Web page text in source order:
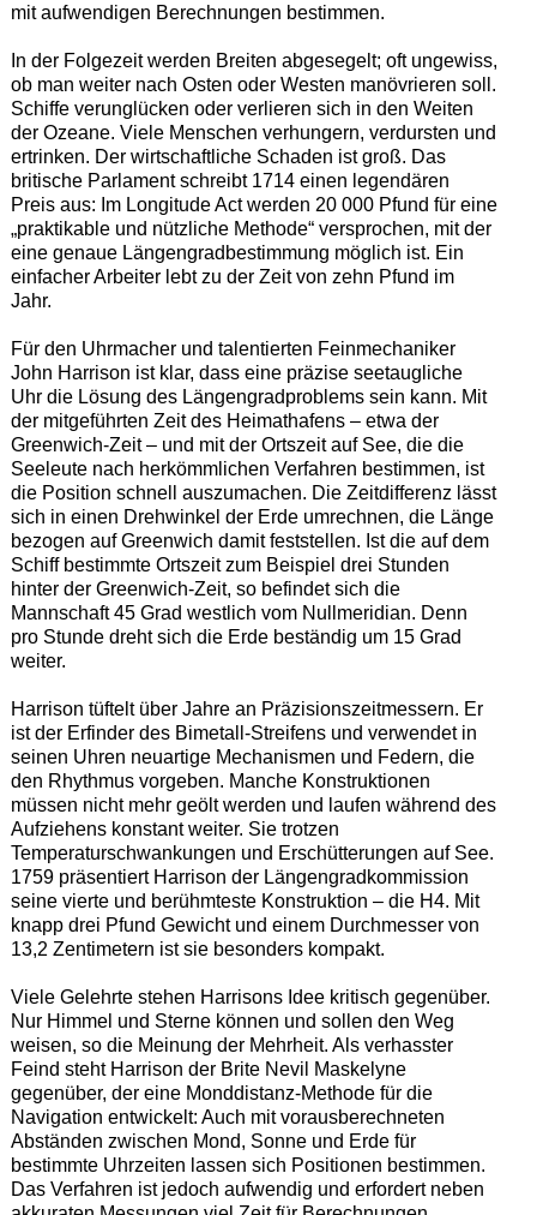
mit aufwendigen Berechnungen bestimmen.
In der Folgezeit werden Breiten abgesegelt; oft ungewiss,
ob man weiter nach Osten oder Westen manövrieren soll.
Schiffe verunglücken oder verlieren sich in den Weiten
der Ozeane. Viele Menschen verhungern, verdursten und
ertrinken. Der wirtschaftliche Schaden ist groß. Das
britische Parlament schreibt 1714 einen legendären
Preis aus: Im Longitude Act werden 20 000 Pfund für eine
„praktikable und nützliche Methode“ versprochen, mit der
eine genaue Längengradbestimmung möglich ist. Ein
einfacher Arbeiter lebt zu der Zeit von zehn Pfund im
Jahr.
Für den Uhrmacher und talentierten Feinmechaniker
John Harrison ist klar, dass eine präzise seetaugliche
Uhr die Lösung des Längengradproblems sein kann. Mit
der mitgeführten Zeit des Heimathafens – etwa der
Greenwich-Zeit – und mit der Ortszeit auf See, die die
Seeleute nach herkömmlichen Verfahren bestimmen, ist
die Position schnell auszumachen. Die Zeitdifferenz lässt
sich in einen Drehwinkel der Erde umrechnen, die Länge
bezogen auf Greenwich damit feststellen. Ist die auf dem
Schiff bestimmte Ortszeit zum Beispiel drei Stunden
hinter der Greenwich-Zeit, so befindet sich die
Mannschaft 45 Grad westlich vom Nullmeridian. Denn
pro Stunde dreht sich die Erde beständig um 15 Grad
weiter.
Harrison tüftelt über Jahre an Präzisionszeitmessern. Er
ist der Erfinder des Bimetall-Streifens und verwendet in
seinen Uhren neuartige Mechanismen und Federn, die
den Rhythmus vorgeben. Manche Konstruktionen
müssen nicht mehr geölt werden und laufen während des
Aufziehens konstant weiter. Sie trotzen
Temperaturschwankungen und Erschütterungen auf See.
1759 präsentiert Harrison der Längengradkommission
seine vierte und berühmteste Konstruktion – die H4. Mit
knapp drei Pfund Gewicht und einem Durchmesser von
13,2 Zentimetern ist sie besonders kompakt.
Viele Gelehrte stehen Harrisons Idee kritisch gegenüber.
Nur Himmel und Sterne können und sollen den Weg
weisen, so die Meinung der Mehrheit. Als verhasster
Feind steht Harrison der Brite Nevil Maskelyne
gegenüber, der eine Monddistanz-Methode für die
Navigation entwickelt: Auch mit vorausberechneten
Abständen zwischen Mond, Sonne und Erde für
bestimmte Uhrzeiten lassen sich Positionen bestimmen.
Das Verfahren ist jedoch aufwendig und erfordert neben